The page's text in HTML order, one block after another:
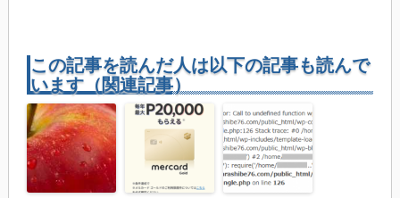
この記事を読んだ人は以下の記事も読んで
います（関連記事）